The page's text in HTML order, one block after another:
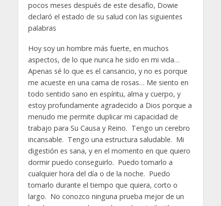
pocos meses después de este desafío, Dowie
declaró el estado de su salud con las siguientes
palabras
Hoy soy un hombre más fuerte, en muchos
aspectos, de lo que nunca he sido en mi vida…
Apenas sé lo que es el cansancio, y no es porque
me acueste en una cama de rosas… Me siento en
todo sentido sano en espíritu, alma y cuerpo, y
estoy profundamente agradecido a Dios porque a
menudo me permite duplicar mi capacidad de
trabajo para Su Causa y Reino. Tengo un cerebro
incansable. Tengo una estructura saludable. Mi
digestión es sana, y en el momento en que quiero
dormir puedo conseguirlo. Puedo tomarlo a
cualquier hora del día o de la noche. Puedo
tomarlo durante el tiempo que quiera, corto o
largo. No conozco ninguna prueba mejor de un